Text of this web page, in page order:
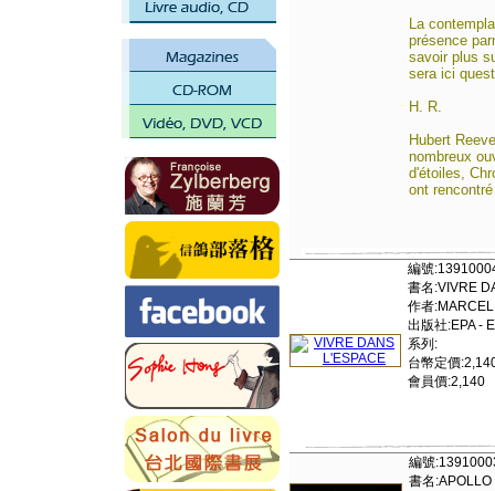
La
présence
savoir plus
sera ici
H. R.
Hubert
nombreux
d'étoiles,
ont
編號
書名:VIVRE
作者
出版社:EPA -
系列:
台幣定價
會員價:2,140
編號
書名